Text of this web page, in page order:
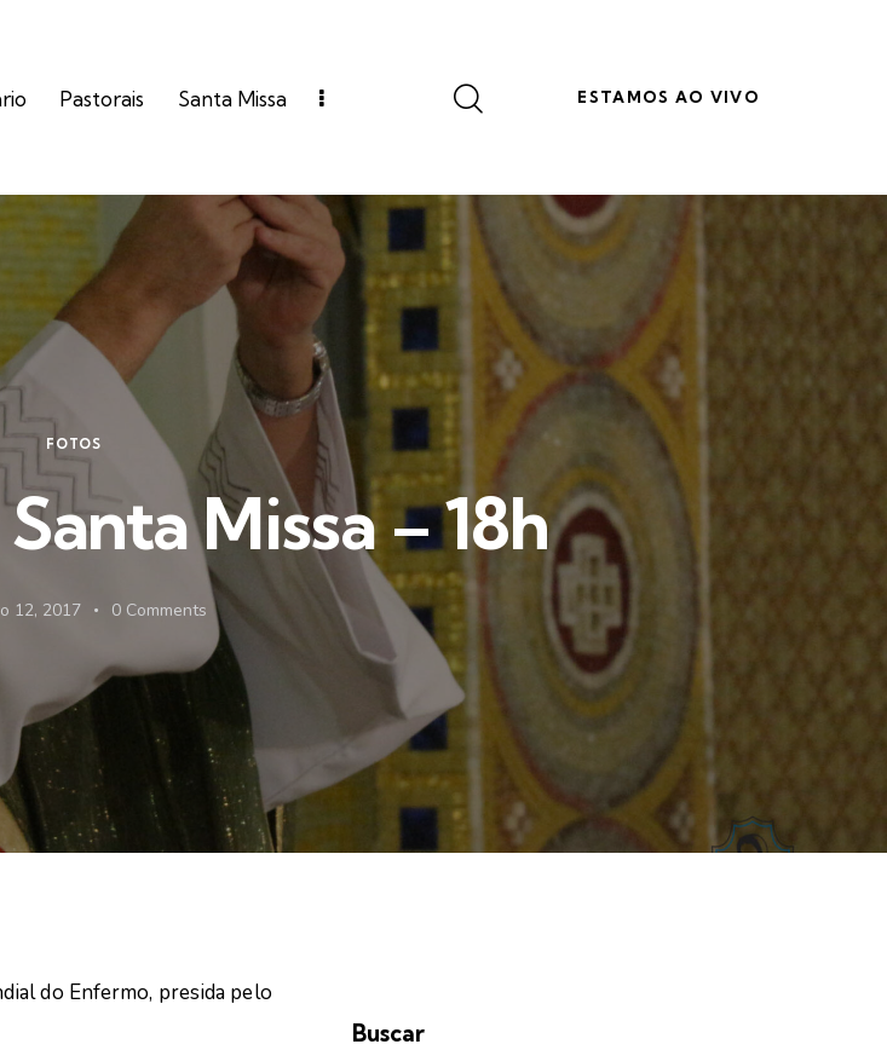
Pastorais Santa Missa ESTAMOS AO VIVO
FOTOS
Missa – 18h
12, 2017 0 Comments
do Enfermo, presida pelo
Buscar